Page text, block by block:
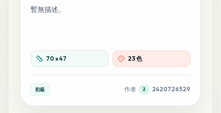
暫無描述。
70 x47 23 色
初級 作者 2 2420726529